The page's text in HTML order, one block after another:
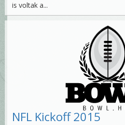
is voltak a...
NFL Kickoff 2015